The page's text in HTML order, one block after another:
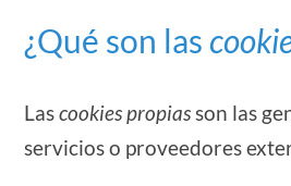
¿Qué son las
Lascookies propiasson las
servicios o proveedores